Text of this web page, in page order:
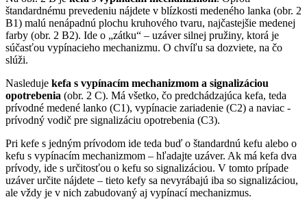
štandardnému prevedeniu nájdete v blízkosti medeného lanka (obr. 2
B1) malú nenápadnú plochu kruhového tvaru, najčastejšie medenej
farby (obr. 2 B2). Ide o „zátku“ – uzáver silnej pružiny, ktorá je
súčasťou vypínacieho mechanizmu. O chvíľu sa dozviete, na čo
slúži.
Nasleduje kefa s vypínacím mechanizmom a signalizáciou
opotrebenia (obr. 2 C). Má všetko, čo predchádzajúca kefa, teda
prívodné medené lanko (C1), vypínacie zariadenie (C2) a naviac -
prívodný vodič pre signalizáciu opotrebenia (C3).
Pri kefe s jedným prívodom ide teda buď o štandardnú kefu alebo o
kefu s vypínacím mechanizmom – hľadajte uzáver. Ak má kefa dva
prívody, ide s určitosťou o kefu so signalizáciou. V tomto prípade
uzáver určite nájdete – tieto kefy sa nevyrábajú iba so signalizáciou,
ale vždy je v nich zabudovaný aj vypínací mechanizmus.